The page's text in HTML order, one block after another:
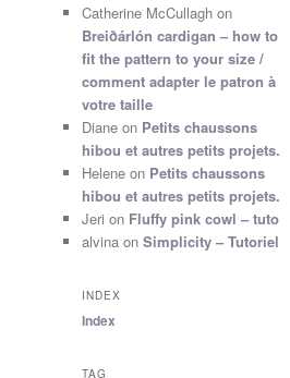
Catherine McCullagh on
Breiðárlón cardigan – how to
fit the pattern to your size /
comment adapter le patron à
votre taille
Diane on Petits chaussons
hibou et autres petits projets.
Helene on Petits chaussons
hibou et autres petits projets.
Jeri on Fluffy pink cowl – tuto
alvina on Simplicity – Tutoriel
INDEX
Index
TAG